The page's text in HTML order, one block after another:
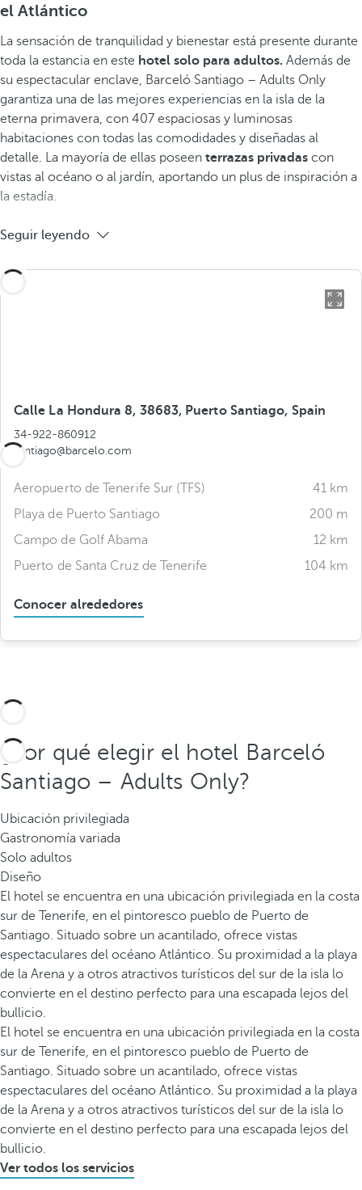
el Atlántico
La sensación de tranquilidad y bienestar está presente durante
toda la estancia en este hotel solo para adultos. Además de
su espectacular enclave, Barceló Santiago – Adults Only
garantiza una de las mejores experiencias en la isla de la
eterna primavera, con 407 espaciosas y luminosas
habitaciones con todas las comodidades y diseñadas al
detalle. La mayoría de ellas poseen terrazas privadas con
vistas al océano o al jardín, aportando un plus de inspiración a
la estadía.
Seguir leyendo
Calle La Hondura 8, 38683, Puerto Santiago, Spain
34-922-860912
santiago@barcelo.com
Aeropuerto de Tenerife Sur (TFS)
41 km
Playa de Puerto Santiago
200 m
Campo de Golf Abama
12 km
Puerto de Santa Cruz de Tenerife
104 km
Conocer alrededores
¿Por qué elegir el hotel Barceló
Santiago – Adults Only?
Ubicación privilegiada
Gastronomía variada
Solo adultos
Diseño
El hotel se encuentra en una ubicación privilegiada en la costa
sur de Tenerife, en el pintoresco pueblo de Puerto de
Santiago. Situado sobre un acantilado, ofrece vistas
espectaculares del océano Atlántico. Su proximidad a la playa
de la Arena y a otros atractivos turísticos del sur de la isla lo
convierte en el destino perfecto para una escapada lejos del
bullicio.
El hotel se encuentra en una ubicación privilegiada en la costa
sur de Tenerife, en el pintoresco pueblo de Puerto de
Santiago. Situado sobre un acantilado, ofrece vistas
espectaculares del océano Atlántico. Su proximidad a la playa
de la Arena y a otros atractivos turísticos del sur de la isla lo
convierte en el destino perfecto para una escapada lejos del
bullicio.
Ver todos los servicios